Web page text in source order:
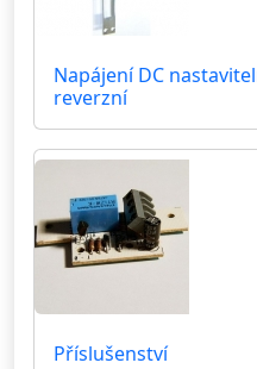
Napájení DC
reverzní
Příslušenství